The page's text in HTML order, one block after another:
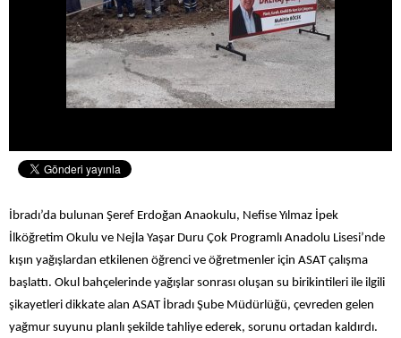
İbradı’da bulunan Şeref Erdoğan Anaokulu, Nefise Yılmaz İpek
İlköğretim Okulu ve Nejla Yaşar Duru Çok Programlı Anadolu Lisesi’nde
kışın yağışlardan etkilenen öğrenci ve öğretmenler için ASAT çalışma
başlattı. Okul bahçelerinde yağışlar sonrası oluşan su birikintileri ile ilgili
şikayetleri dikkate alan ASAT İbradı Şube Müdürlüğü, çevreden gelen
yağmur suyunu planlı şekilde tahliye ederek, sorunu ortadan kaldırdı.